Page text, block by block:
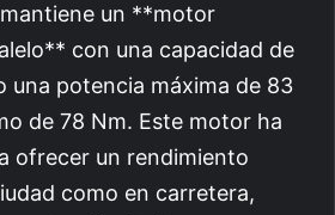
mantiene un **motor
con una capacidad de
una potencia máxima de 83
de 78 Nm. Este motor ha
ofrecer un rendimiento
como en carretera,